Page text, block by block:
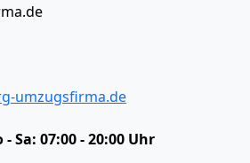
umzugsfirma.de
- Sa: 07:00 - 20:00 Uhr